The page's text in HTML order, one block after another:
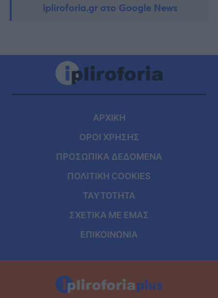
ipliroforia.gr στο Google News
ΑΡΧΙΚΗ
ΟΡΟΙ ΧΡΗΣΗΣ
ΠΡΟΣΩΠΙΚΑ ΔΕΔΟΜΕΝΑ
ΠΟΛΙΤΙΚΗ COOKIES
ΤΑΥΤΟΤΗΤΑ
ΣΧΕΤΙΚΑ ΜΕ ΕΜΑΣ
ΕΠΙΚΟΙΝΩΝΙΑ